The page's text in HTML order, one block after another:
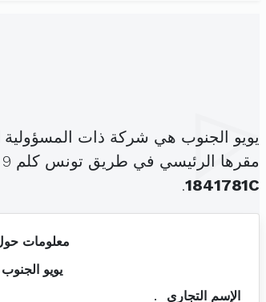
يويو الجنوب هي شركة ذات
مقرها الرئيسي في طريق تونس كلم 9 المركب التجاري مول صفاقس ساقية الزيت (
1841781C
.
معلومات
يويو الجنوب
الإسم التجاري
.